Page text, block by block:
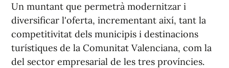
Un muntant que permetrà modernitzar i
diversificar l'oferta, incrementant així, tant la
competitivitat dels municipis i destinacions
turístiques de la Comunitat Valenciana, com la
del sector empresarial de les tres províncies.